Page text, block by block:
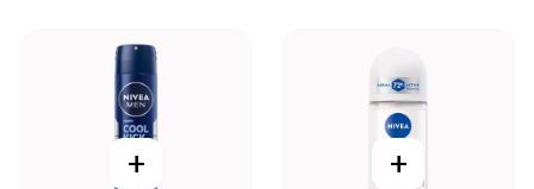
+
+